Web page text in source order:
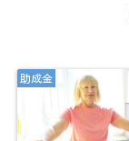
助成金